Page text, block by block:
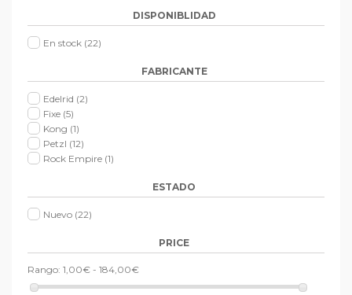
DISPONIBLIDAD
En stock (22)
FABRICANTE
Edelrid (2)
Fixe (5)
Kong (1)
Petzl (12)
Rock Empire (1)
ESTADO
Nuevo (22)
PRICE
Rango: 1,00€ - 184,00€